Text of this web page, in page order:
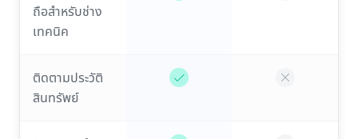
ถือสำหรับช่าง
เทคนิค
ติดตามประวัติ
สินทรัพย์